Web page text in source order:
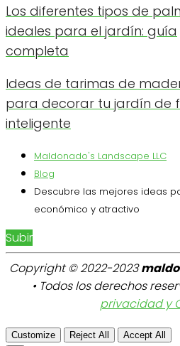
Los diferentes tipos de
ideales para el jardín: guía
completa
Ideas de tarimas de
para decorar tu jardín de
inteligente
Maldonado's Landscape LLC
Blog
Descubre las mejores ideas
económico y atractivo
Subir
Copyright © 2022-2023
• Todos los derechos
privacidad y
Customize Reject All
Accept All